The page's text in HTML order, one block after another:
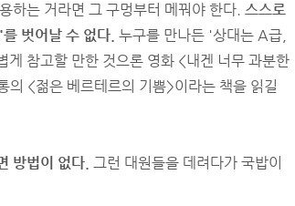
하는 거라면 그 구멍부터 메꿔야 한다. 스스로
벗어날 수 없다. 누구를 만나든 '상대는 A급,
참고할 만한 것으론 영화 <내겐 너무 과분한
<젊은 베르테르의 기쁨>이라는 책을 읽길
방법이 없다. 그런 대원들을 데려다가 국밥이